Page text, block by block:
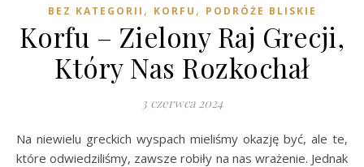
BEZ KATEGORII , KORFU , PODRÓŻE BLISKIE
Korfu – Zielony Raj Grecji,
Który Nas Rozkochał
3 czerwca 2024
Na niewielu greckich wyspach mieliśmy okazję być, ale te,
które odwiedziliśmy, zawsze robiły na nas wrażenie. Jednak